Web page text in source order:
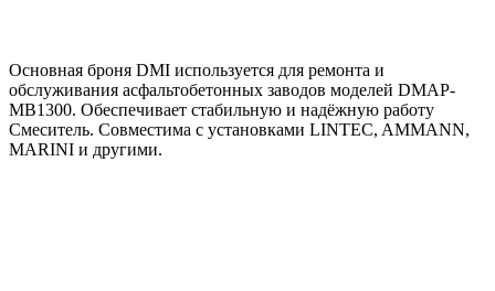
Основная броня DMI используется для ремонта и
обслуживания асфальтобетонных заводов моделей DMAP-
MB1300. Обеспечивает стабильную и надёжную работу
Смеситель. Совместима с установками LINTEC, AMMANN,
MARINI и другими.